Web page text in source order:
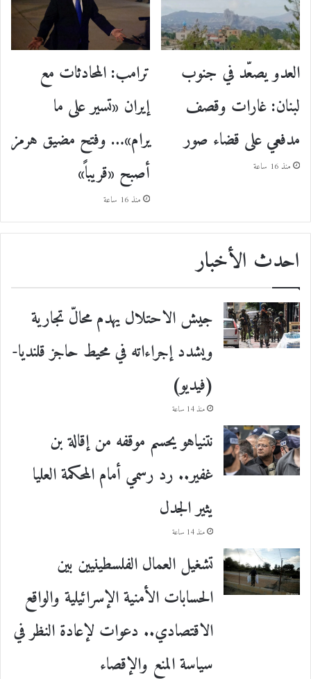
العدو يصعّد في جنوب
لبنان: غارات وقصف
مدفعي على قضاء صور
منذ 16 ساعة
ترامب: المحادثات مع
إيران «تسير على ما
يرام»… وفتح مضيق هرمز
أصبح «قريباً»
منذ 16 ساعة
احدث الأخبار
جيش الاحتلال يهدم محالّ تجارية
ويشدد إجراءاته في محيط حاجز قلنديا-
(فيديو)
منذ 14 ساعة
نتنياهو يحسم موقفه من إقالة بن
غفير.. رد رسمي أمام المحكمة العليا
يثير الجدل
منذ 14 ساعة
تشغيل العمال الفلسطينيين بين
الحسابات الأمنية الإسرائيلية والواقع
الاقتصادي.. دعوات لإعادة النظر في
سياسة المنع والإقصاء